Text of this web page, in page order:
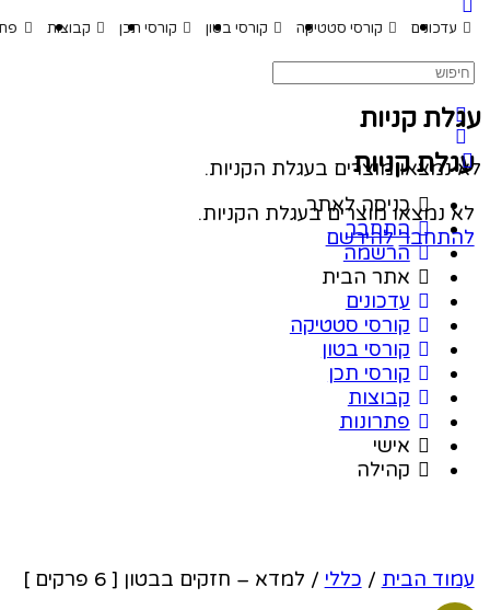
קורסי סטטיקה קורסי בטון קורסי תכן קבוצות פתרונות
קניות
נמצאו מוצרים בעגלת הקניות.
להירשם
קניות
מוצרים בעגלת הקניות.
כניסה לאתר
התחבר
הרשמה
אתר הבית
עדכונים
קורסי סטטיקה
קורסי בטון
קורסי תכן
קבוצות
פתרונות
אישי
קהילה
הבית/כללי/ למדא – חזקים בבטון [ 6 פרקים ]